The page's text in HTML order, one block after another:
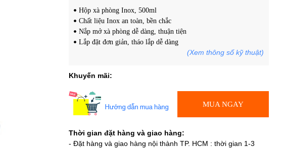
Hộp xà phòng Inox, 500ml
Chất liệu Inox an toàn, bền chắc
Nắp mở xà phòng dễ dàng, thuận tiện
Lắp đặt đơn giản, tháo lắp dễ dàng
(Xem thông số kỹ thuật)
Khuyến mãi:
MUA NGAY
Thời gian đặt hàng và giao hàng:
- Đặt hàng và giao hàng nội thành TP. HCM : thời gian 1-3